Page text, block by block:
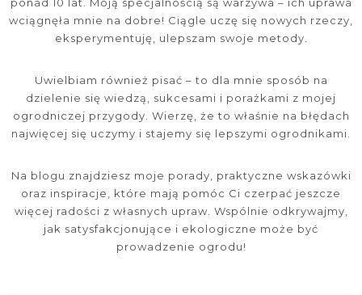
ponad 10 lat. Moją specjalnością są warzywa – ich uprawa
wciągnęła mnie na dobre! Ciągle uczę się nowych rzeczy,
eksperymentuję, ulepszam swoje metody.
Uwielbiam również pisać – to dla mnie sposób na
dzielenie się wiedzą, sukcesami i porażkami z mojej
ogrodniczej przygody. Wierzę, że to właśnie na błędach
najwięcej się uczymy i stajemy się lepszymi ogrodnikami.
Na blogu znajdziesz moje porady, praktyczne wskazówki
oraz inspiracje, które mają pomóc Ci czerpać jeszcze
więcej radości z własnych upraw. Wspólnie odkrywajmy,
jak satysfakcjonujące i ekologiczne może być
prowadzenie ogrodu!